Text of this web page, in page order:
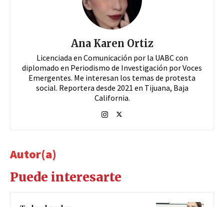
Ana Karen Ortiz
Licenciada en Comunicación por la UABC con
diplomado en Periodismo de Investigación por Voces
Emergentes. Me interesan los temas de protesta
social. Reportera desde 2021 en Tijuana, Baja
California.
Autor(a)
Puede interesarte